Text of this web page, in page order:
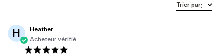
Trier par:
H
Heather
Acheteur vérifié